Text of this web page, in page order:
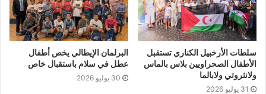
سلطات الأرخبيل الكناري تستقبل
الأطفال الصحراويين بلاس بالماس
ولانثروتي ولابالما
31 يوليو 2026
البرلمان الإيطالي يخص أطفال
عطل في سلام باستقبال خاص
30 يوليو 2026